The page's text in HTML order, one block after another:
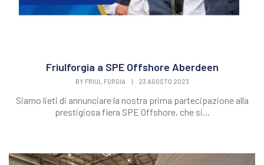
Friulforgia a SPE Offshore Aberdeen
BY FRIUL.FORGIA | 23 AGOSTO 2023
Siamo lieti di annunciare la nostra prima partecipazione alla
prestigiosa fiera SPE Offshore, che si...